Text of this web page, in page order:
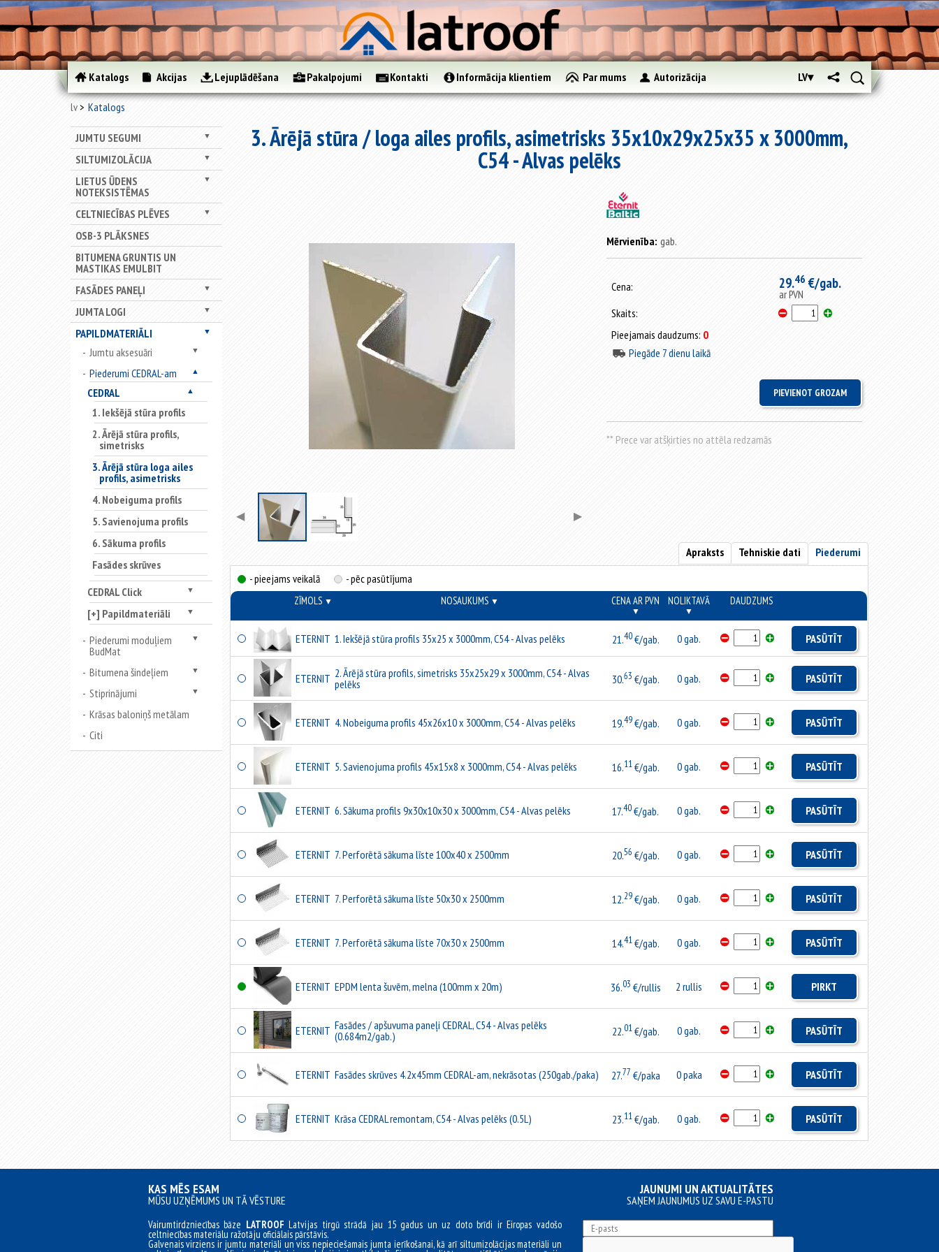
Katalogs Akcijas Lejuplādēšana Pakalpojumi Kontakti Informācija klientiem Par mums Autorizācija LV▾
lv Katalogs
▼
JUMTU SEGUMI
▼
SILTUMIZOLĀCIJA
▼
LIETUS ŪDENS
NOTEKSISTĒMAS
▼
CELTNIECĪBAS PLĒVES
OSB-3 PLĀKSNES
BITUMENA GRUNTIS UN
MASTIKAS EMULBIT
▼
FASĀDES PANEĻI
▼
JUMTA LOGI
▼
PAPILDMATERIĀLI
▼
Jumtu aksesuāri
▲
Piederumi CEDRAL-am
▲
CEDRAL
1. Iekšējā stūra profils
2. Ārējā stūra profils,
simetrisks
3. Ārējā stūra loga ailes
profils, asimetrisks
4. Nobeiguma profils
5. Savienojuma profils
6. Sākuma profils
Fasādes skrūves
▼
CEDRAL Click
▼
[+] Papildmateriāli
▼
Piederumi moduļiem
BudMat
▼
Bitumena šindeļiem
▼
Stiprinājumi
Krāsas baloniņš metālam
Citi
3. Ārējā stūra / loga ailes profils, asimetrisks 35x10x29x25x35 x 3000mm,
C54 - Alvas pelēks
◀ ▶
Mērvienība: gab.
Cena: 29.46 €/gab.
ar PVN
Skaits:
Pieejamais daudzums: 0
Piegāde 7 dienu laikā
** Prece var atšķirties no attēla redzamās
Piederumi
Tehniskie dati
Apraksts
- pieejams veikalā
- pēc pasūtījuma
ZĪMOLS ▼ NOSAUKUMS ▼ CENA AR PVN
▼
NOLIKTAVĀ
▼
DAUDZUMS
ETERNIT 1. Iekšējā stūra profils 35x25 x 3000mm, C54 - Alvas pelēks 21.40€/gab. 0 gab. PASŪTĪT
ETERNIT 2. Ārējā stūra profils, simetrisks 35x25x29 x 3000mm, C54 - Alvas
pelēks
30.63 €/gab. 0 gab. PASŪTĪT
ETERNIT 4. Nobeiguma profils 45x26x10 x 3000mm, C54 - Alvas pelēks 19.49€/gab. 0 gab. PASŪTĪT
ETERNIT 5. Savienojuma profils 45x15x8 x 3000mm, C54 - Alvas pelēks 16.11€/gab. 0 gab. PASŪTĪT
ETERNIT 6. Sākuma profils 9x30x10x30 x 3000mm, C54 - Alvas pelēks 17.40€/gab. 0 gab. PASŪTĪT
ETERNIT 7. Perforētā sākuma līste 100x40 x 2500mm 20.56 €/gab. 0 gab. PASŪTĪT
ETERNIT 7. Perforētā sākuma līste 50x30 x 2500mm 12.29€/gab. 0 gab. PASŪTĪT
ETERNIT 7. Perforētā sākuma līste 70x30 x 2500mm 14.41€/gab. 0 gab. PASŪTĪT
ETERNIT EPDM lenta šuvēm, melna (100mm x 20m) 36.03 €/rullis 2 rullis PIRKT
ETERNIT Fasādes / apšuvuma paneļi CEDRAL, C54 - Alvas pelēks
(0.684m2/gab.)
22.01€/gab. 0 gab. PASŪTĪT
ETERNIT Fasādes skrūves 4.2x45mm CEDRAL-am, nekrāsotas (250gab./paka) 27.77 €/paka 0 paka PASŪTĪT
ETERNIT Krāsa CEDRAL remontam, C54 - Alvas pelēks (0.5L) 23.11€/gab. 0 gab. PASŪTĪT
KAS MĒS ESAM
MŪSU UZŅĒMUMS UN TĀ VĒSTURE
Vairumtirdzniecības bāze LATROOFLatvijas tirgū strādā jau 15 gadus un uz doto brīdi ir Eiropas vadošo
celtniecības materiālu ražotāju oficiālais pārstāvis.
Galvenais virziens ir jumtu materiāli un viss nepieciešamais jumta ierīkošanai, kā arī siltumizolācijas materiāli un
JAUNUMI UN AKTUALITĀTES
SAŅEM JAUNUMUS UZ SAVU E-PASTU